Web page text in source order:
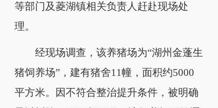
等部门及菱湖镇相关负责人赶赴现场处
理。
经现场调查，该养猪场为“湖州金蓬生
猪饲养场”，建有猪舍11幢，面积约5000
平方米。因不符合整治提升条件，被明确